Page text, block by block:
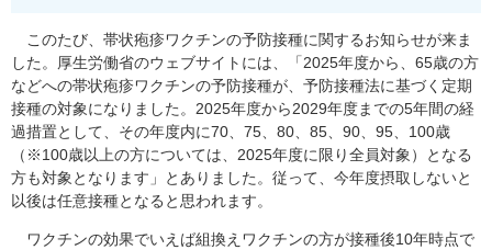
このたび、帯状疱疹ワクチンの予防接種に関するお知らせが来ま
した。厚生労働省のウェブサイトには、「2025年度から、65歳の方
などへの帯状疱疹ワクチンの予防接種が、予防接種法に基づく定期
接種の対象になりました。2025年度から2029年度までの5年間の経
過措置として、その年度内に70、75、80、85、90、95、100歳
（※100歳以上の方については、2025年度に限り全員対象）となる
方も対象となります」とありました。従って、今年度摂取しないと
以後は任意接種となると思われます。
ワクチンの効果でいえば組換えワクチンの方が接種後10年時点で